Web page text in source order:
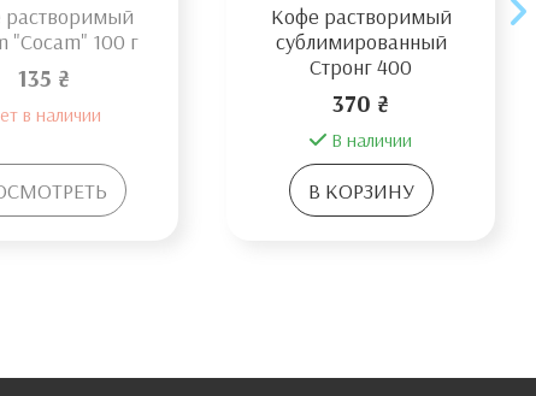
растворимый
"Cocam" 100 г
135 ₴
в наличии
Кофе растворимый
сублимированный
Стронг 400
370 ₴
В наличии
В КОРЗИНУ